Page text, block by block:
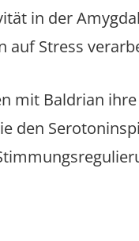
in der
auf Stress
mit Baldrian
den